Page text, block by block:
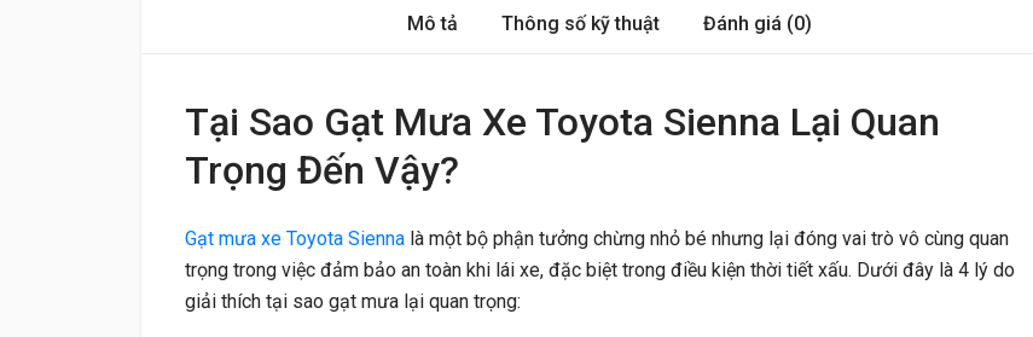
Mô tả Thông số kỹ thuật Đánh giá (0)
Tại Sao Gạt Mưa Xe Toyota Sienna Lại Quan
Trọng Đến Vậy?
Gạt mưa xe Toyota Sienna là một bộ phận tưởng chừng nhỏ bé nhưng lại đóng vai trò vô cùng quan
trọng trong việc đảm bảo an toàn khi lái xe, đặc biệt trong điều kiện thời tiết xấu. Dưới đây là 4 lý do
giải thích tại sao gạt mưa lại quan trọng: